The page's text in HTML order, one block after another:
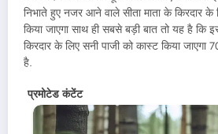
निभाते हुए नजर आने वाले सीता माता के किरदार के
किया जाएगा साथ ही सबसे बड़ी बात तो यह है कि
किरदार के लिए सनी पाजी को कास्ट किया
है.